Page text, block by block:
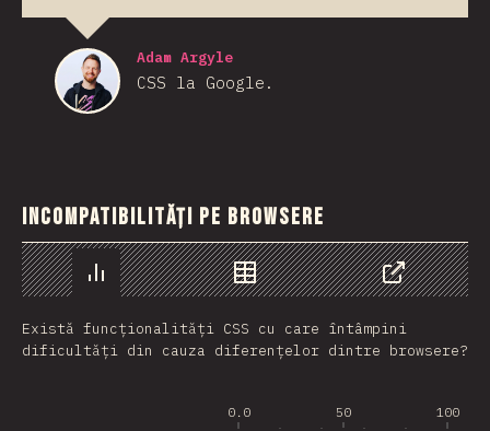
Adam Argyle
CSS la Google.
Incompatibilități pe browsere
Grafic Date
Share
Există funcționalități CSS cu care întâmpini
dificultăți din cauza diferențelor dintre browsere?
0.0 50 100